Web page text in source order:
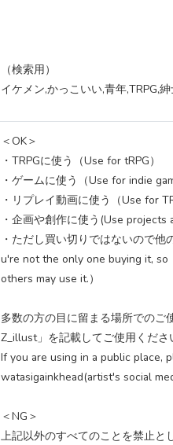
（検索用）
イケメン,かっこいい,青年,TRPG,
＜OK＞
・TRPGに使う（Use for tRPG）
・ゲームに使う（Use for indie
・リプレイ動画に使う（Use for
・企画や創作に使う(Use projects
・ただし買い切りではないので
u're not the only one buying it, so
others may use it.）
多数の方の目に留まる場所でのご
Z_illust」を記載してご使用くださ
If you are using in a public place,
watasigainkhead(artist's social
＜NG＞
上記以外のすべてのことを禁止と